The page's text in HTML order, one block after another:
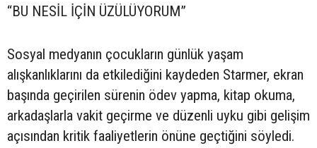
“BU NESİL İÇİN ÜZÜLÜYORUM”
Sosyal medyanın çocukların günlük yaşam
alışkanlıklarını da etkilediğini kaydeden Starmer, ekran
başında geçirilen sürenin ödev yapma, kitap okuma,
arkadaşlarla vakit geçirme ve düzenli uyku gibi gelişim
açısından kritik faaliyetlerin önüne geçtiğini söyledi.